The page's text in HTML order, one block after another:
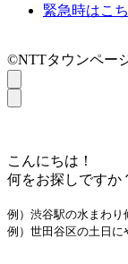
緊急時はこ
©NTTタウンペー
こんにちは！
何をお探しですか
例）渋谷駅の水まわり
例）世田谷区の土日に